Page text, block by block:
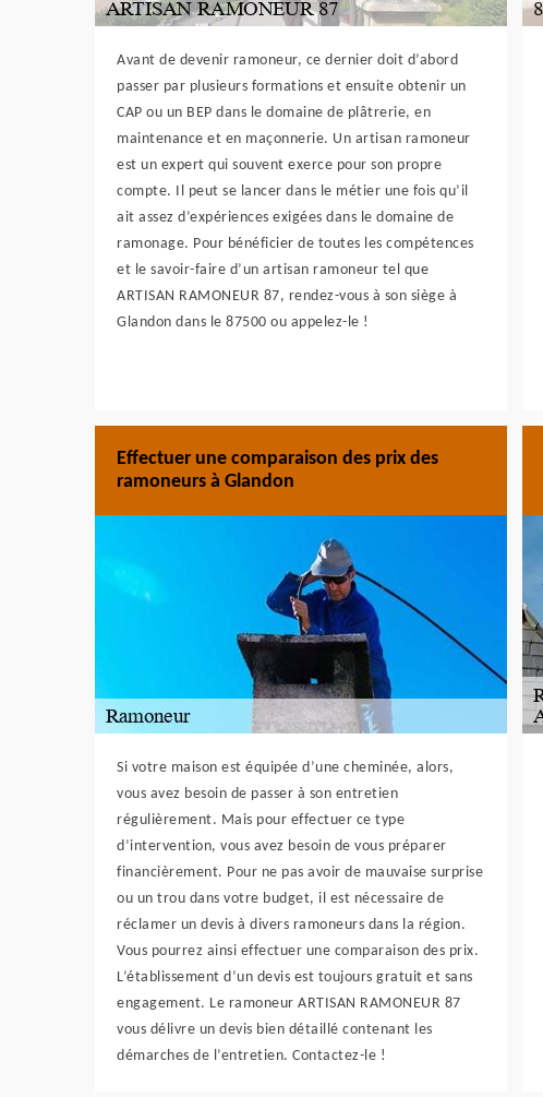
Avant de devenir ramoneur, ce dernier doit d’abord
passer par plusieurs formations et ensuite obtenir un
CAP ou un BEP dans le domaine de plâtrerie, en
maintenance et en maçonnerie. Un artisan ramoneur
est un expert qui souvent exerce pour son propre
compte. Il peut se lancer dans le métier une fois qu’il
ait assez d’expériences exigées dans le domaine de
ramonage. Pour bénéficier de toutes les compétences
et le savoir-faire d’un artisan ramoneur tel que
ARTISAN RAMONEUR 87, rendez-vous à son siège à
Glandon dans le 87500 ou appelez-le !
Effectuer une comparaison des prix des
ramoneurs à Glandon
Si votre maison est équipée d’une cheminée, alors,
vous avez besoin de passer à son entretien
régulièrement. Mais pour effectuer ce type
d’intervention, vous avez besoin de vous préparer
financièrement. Pour ne pas avoir de mauvaise surprise
ou un trou dans votre budget, il est nécessaire de
réclamer un devis à divers ramoneurs dans la région.
Vous pourrez ainsi effectuer une comparaison des prix.
L’établissement d’un devis est toujours gratuit et sans
engagement. Le ramoneur ARTISAN RAMONEUR 87
vous délivre un devis bien détaillé contenant les
démarches de l’entretien. Contactez-le !